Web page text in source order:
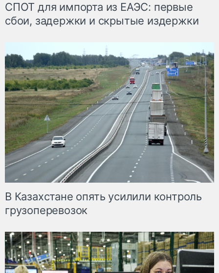
СПОТ для импорта из ЕАЭС: первые
сбои, задержки и скрытые издержки
В Казахстане опять усилили контроль
грузоперевозок